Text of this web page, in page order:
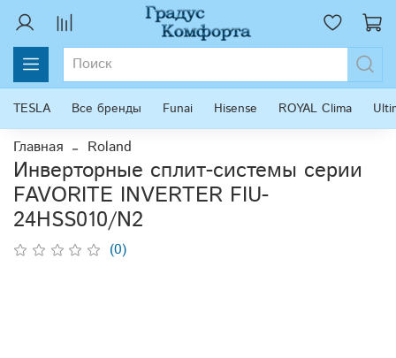
TESLA Все бренды Funai Hisense ROYAL Clima
Главная Roland
Инверторные сплит-системы серии
FAVORITE INVERTER FIU-
24HSS010/N2
(0)